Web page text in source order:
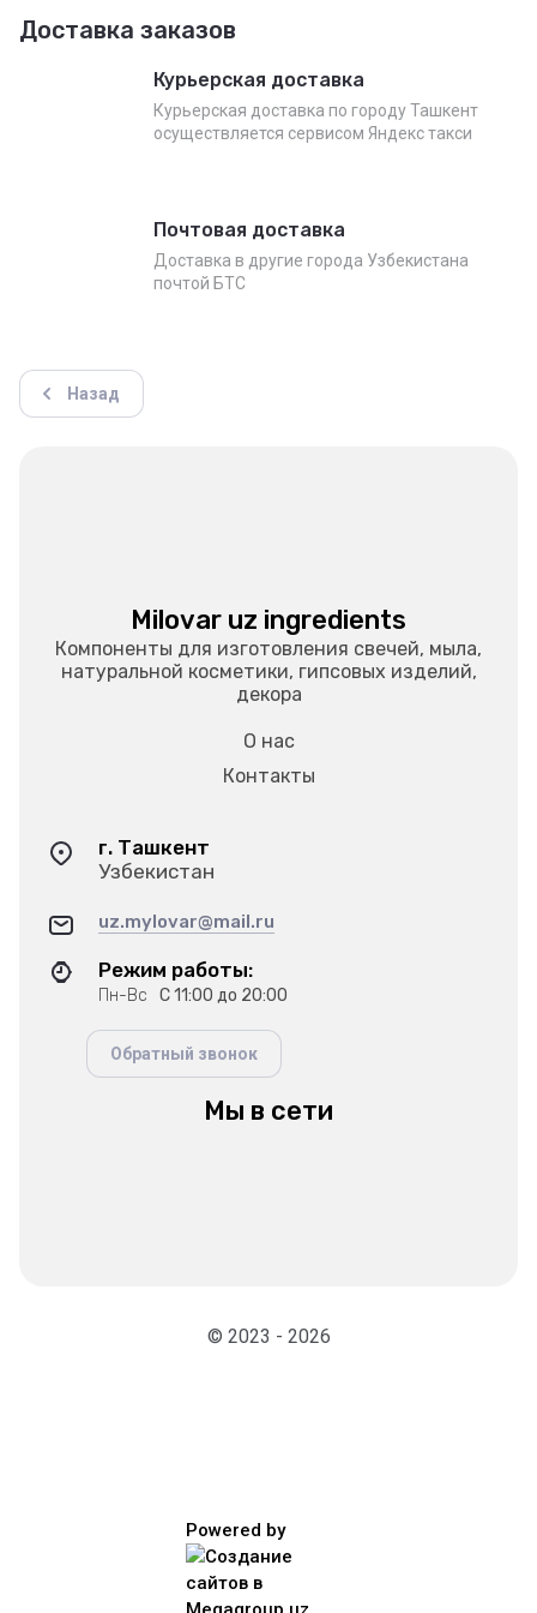
Доставка заказов
Курьерская доставка
Курьерская доставка по городу Ташкент
осуществляется сервисом Яндекс такси
Почтовая доставка
Доставка в другие города Узбекистана
почтой БТС
Назад
Milovar uz ingredients
Компоненты для изготовления свечей, мыла,
натуральной косметики, гипсовых изделий,
декора
О нас
Контакты
г. Ташкент
Узбекистан
uz.mylovar@mail.ru
Режим работы:
Пн-Вс С 11:00 до 20:00
Обратный звонок
Мы в сети
© 2023 - 2026
Powered by